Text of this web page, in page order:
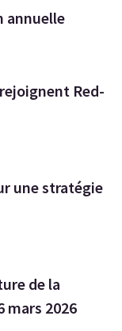
annuelle
Red-
une stratégie
de la
mars 2026